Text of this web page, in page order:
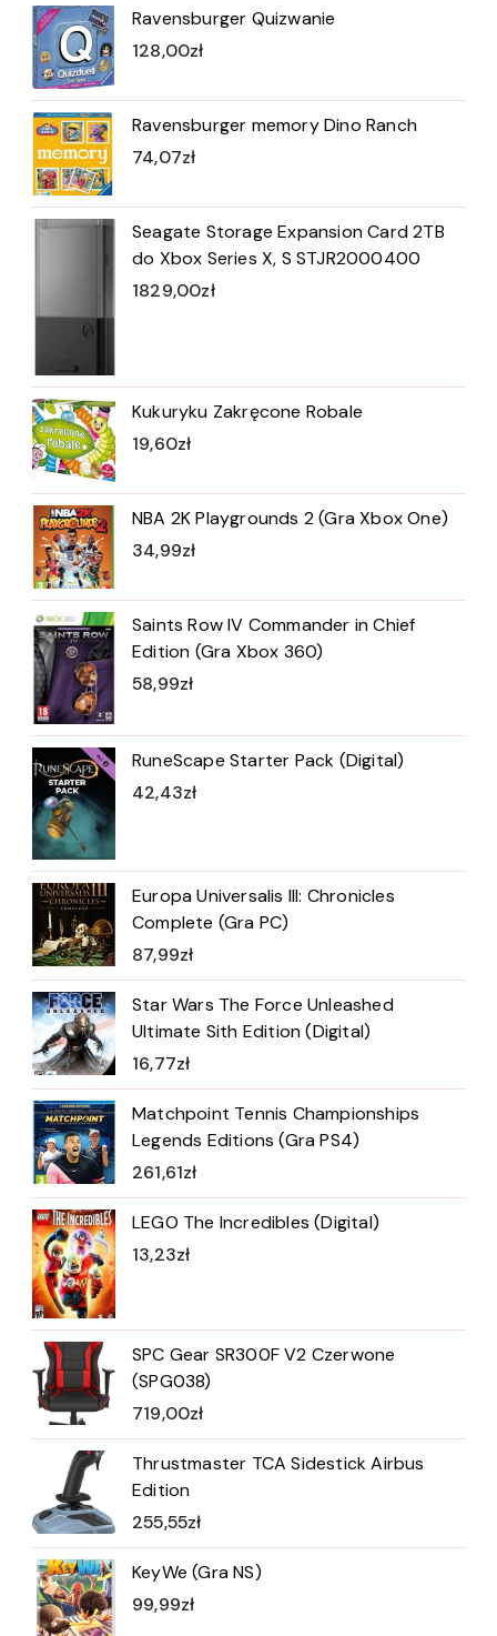
Ravensburger Quizwanie
128,00zł
Ravensburger memory Dino Ranch
74,07zł
Seagate Storage Expansion Card 2TB
do Xbox Series X, S STJR2000400
1829,00zł
Kukuryku Zakręcone Robale
19,60zł
NBA 2K Playgrounds 2 (Gra Xbox One)
34,99zł
Saints Row IV Commander in Chief
Edition (Gra Xbox 360)
58,99zł
RuneScape Starter Pack (Digital)
42,43zł
Europa Universalis III: Chronicles
Complete (Gra PC)
87,99zł
Star Wars The Force Unleashed
Ultimate Sith Edition (Digital)
16,77zł
Matchpoint Tennis Championships
Legends Editions (Gra PS4)
261,61zł
LEGO The Incredibles (Digital)
13,23zł
SPC Gear SR300F V2 Czerwone
(SPG038)
719,00zł
Thrustmaster TCA Sidestick Airbus
Edition
255,55zł
KeyWe (Gra NS)
99,99zł